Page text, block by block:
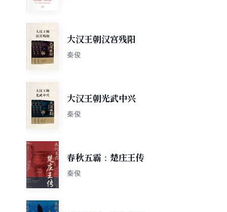
大汉王朝汉宫残阳
秦俊
大汉王朝光武中兴
秦俊
春秋五霸：楚庄王传
秦俊